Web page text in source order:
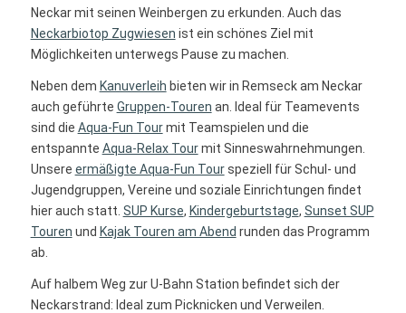
Neckar mit seinen Weinbergen zu erkunden. Auch das
Neckarbiotop Zugwiesen ist ein schönes Ziel mit
Möglichkeiten unterwegs Pause zu machen.
Neben dem Kanuverleih bieten wir in Remseck am Neckar
auch geführte Gruppen-Touren an. Ideal für Teamevents
sind die Aqua-Fun Tourmit Teamspielen und die
entspannte Aqua-Relax Tourmit Sinneswahrnehmungen.
Unsere ermäßigte Aqua-Fun Tourspeziell für Schul- und
Jugendgruppen, Vereine und soziale Einrichtungen findet
hier auch statt. SUP Kurse, Kindergeburtstage, Sunset SUP
Touren und Kajak Touren am Abend runden das Programm
ab.
Auf halbem Weg zur U-Bahn Station befindet sich der
Neckarstrand: Ideal zum Picknicken und Verweilen.